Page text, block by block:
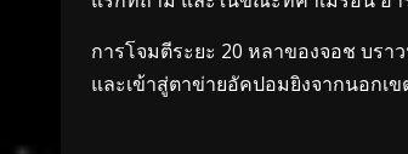
การโจมตีระยะ 20 หลาของจอช บรา
และเข้าสู่ตาข่ายอัคปอมยิงจากนอกเ